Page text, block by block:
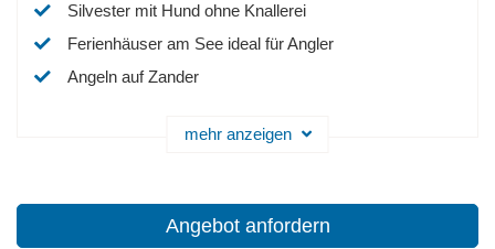
Silvester mit Hund ohne Knallerei
Ferienhäuser am See ideal für Angler
Angeln auf Zander
mehr anzeigen
Angebot anfordern